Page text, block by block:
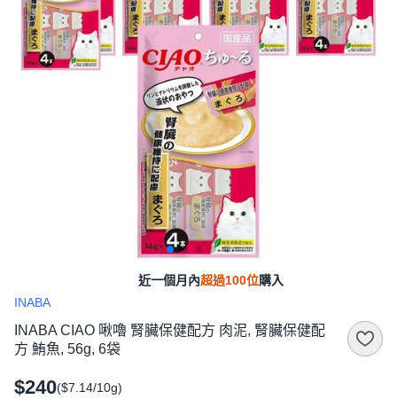
近一個月內超過100位購入
INABA
INABA CIAO 啾嚕 腎臟保健配方 肉泥, 腎臟保健配
方 鮪魚, 56g, 6袋
$240($7.14/10g)